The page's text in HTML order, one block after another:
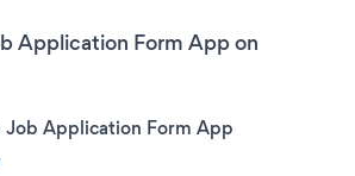
Application Form App on
Job Application Form App